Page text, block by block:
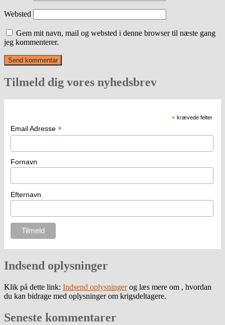
Websted
Gem mit navn, mail og websted i denne browser til næste gang
jeg kommenterer.
Tilmeld dig vores nyhedsbrev
* krævede felter
Email Adresse *
Fornavn
Efternavn
Indsend oplysninger
Klik på dette link: Indsend oplysningerog læs mere om , hvordan
du kan bidrage med oplysninger om krigsdeltagere.
Seneste kommentarer